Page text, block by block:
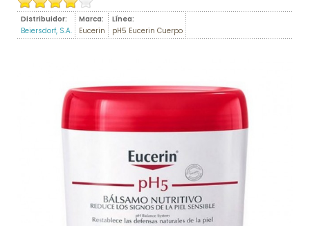
Distribuidor:
Beiersdorf, S.A.
Marca:
Eucerin
Línea:
pH5 Eucerin Cuerpo